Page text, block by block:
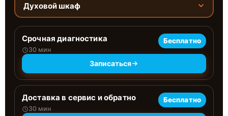
Духовой шкаф
Срочная диагностика
30 мин
Бесплатно
Записаться
Доставка в сервис и обратно
30 мин
Бесплатно